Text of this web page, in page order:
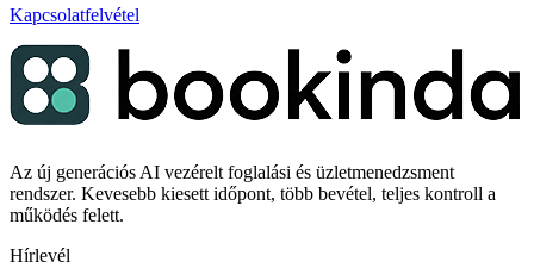
Kapcsolatfelvétel
Az új generációs AI vezérelt foglalási és üzletmenedzsment
rendszer. Kevesebb kiesett időpont, több bevétel, teljes kontroll a
működés felett.
Hírlevél